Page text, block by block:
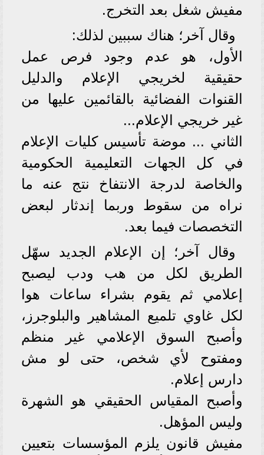
مفيش شغل بعد التخرج.
وقال آخر؛ هناك سببين لذلك:
الأول، هو عدم وجود فرص عمل
حقيقية لخريجي الإعلام والدليل
القنوات الفضائية بالقائمين عليها من
غير خريجي الإعلام...
الثاني ... موضة تأسيس كليات الإعلام
في كل الجهات التعليمية الحكومية
والخاصة لدرجة الانتفاخ نتج عنه ما
نراه من سقوط وربما إندثار لبعض
التخصصات فيما بعد.
وقال آخر؛ إن الإعلام الجديد سهّل
الطريق لكل من هب ودب ليصبح
إعلامي ثم يقوم بشراء ساعات هوا
لكل غاوي تلميع المشاهير والبلوجرز،
وأصبح السوق الإعلامي غير منظم
ومفتوح لأي شخص، حتى لو مش
دارس إعلام.
وأصبح المقياس الحقيقي هو الشهرة
وليس المؤهل.
مفيش قانون يلزم المؤسسات بتعيين